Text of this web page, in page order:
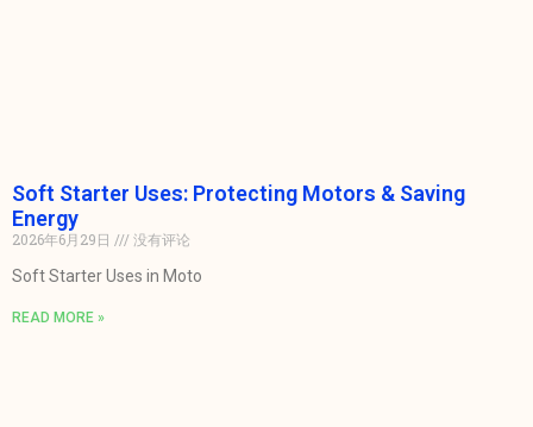
Soft Starter Uses: Protecting Motors & Saving
Energy
2026年6月29日
没有评论
Soft Starter Uses in Moto
READ MORE »